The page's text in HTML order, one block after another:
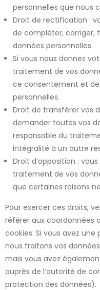
personnelles que nous
Droit de rectification :
de compléter, corriger,
données personnelles.
Si vous nous donnez
traitement de vos
ce consentement et
personnelles.
Droit de transférer vos
demander toutes vos
responsable du
intégralité à un autre
Droit d’opposition :
traitement de vos
que certaines raisons
Pour exercer ces droits,
référer aux coordonnées
cookies. Si vous avez
nous traitons vos
mais vous avez
auprès de l’autorité de
protection des données).